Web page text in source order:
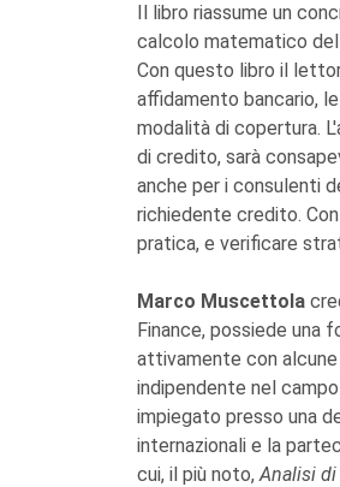
Il libro riassume un
calcolo matematico del
Con questo libro il
affidamento bancario,
modalità di copertura.
di credito, sarà
anche per i consulenti
richiedente credito.
pratica, e verificare
Marco Muscettola
Finance, possiede una
attivamente con
indipendente nel
impiegato presso una
internazionali e la
cui, il più noto,Analisi